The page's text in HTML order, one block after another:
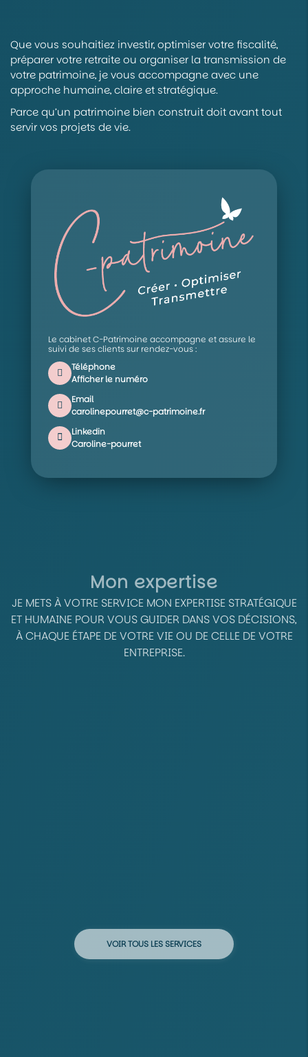
Que vous souhaitiez investir, optimiser votre fiscalité,
préparer votre retraite ou organiser la transmission de
votre patrimoine, je vous accompagne avec une
approche humaine, claire et stratégique.
Parce qu’un patrimoine bien construit doit avant tout
servir vos projets de vie.
Le cabinet C-Patrimoine accompagne et assure le
suivi de ses clients sur rendez-vous :
Téléphone
Afficher le numéro
Email
carolinepourret@c-patrimoine.fr
Linkedin
Caroline-pourret
Mon expertise
JE METS À VOTRE SERVICE MON EXPERTISE STRATÉGIQUE
ET HUMAINE POUR VOUS GUIDER DANS VOS DÉCISIONS,
À CHAQUE ÉTAPE DE VOTRE VIE OU DE CELLE DE VOTRE
ENTREPRISE.
VOIR TOUS LES SERVICES